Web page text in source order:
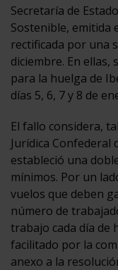
Secretaría de
Sostenible, emitida
rectificada por una
diciembre. En ellas,
para la huelga de
días 5, 6, 7 y 8 de
El fallo considera,
Jurídica Confederal
estableció una
mínimos. Por un
vuelos que deben
número de
trabajo cada día de
facilitado por la
anexo a la